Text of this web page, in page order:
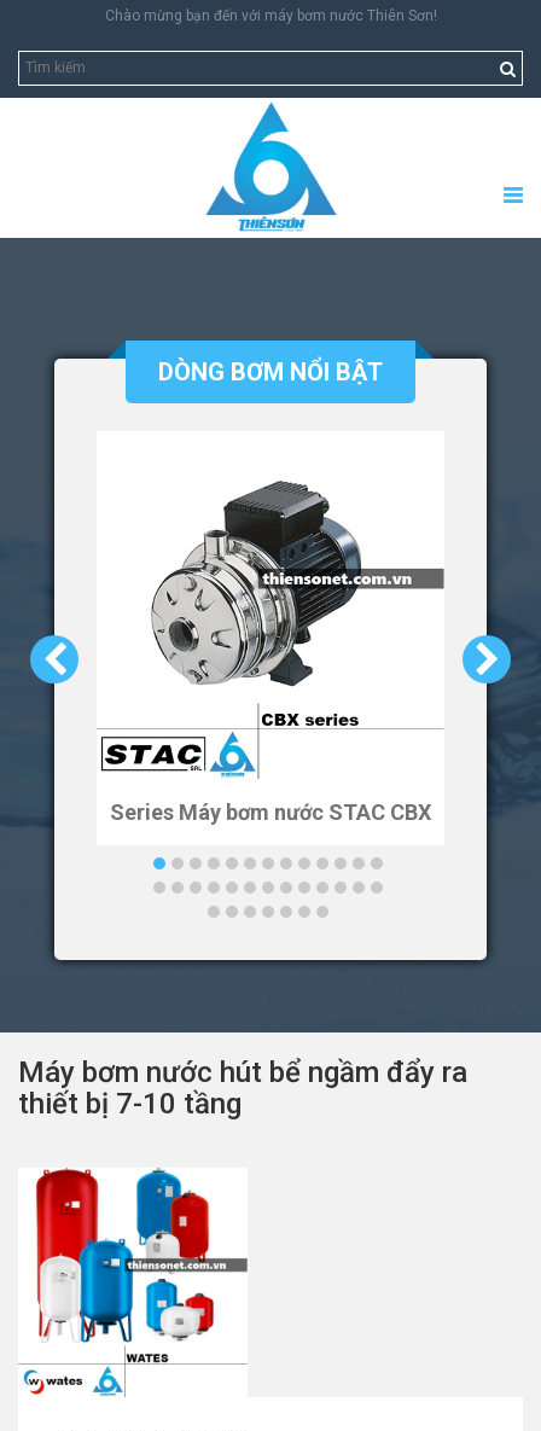
Chào mừng bạn đến với máy bơm nước Thiên Sơn!
DÒNG BƠM NỔI BẬT
Series Máy bơm nước STAC CBX
Máy bơm nước hút bể ngầm đẩy ra
thiết bị 7-10 tầng